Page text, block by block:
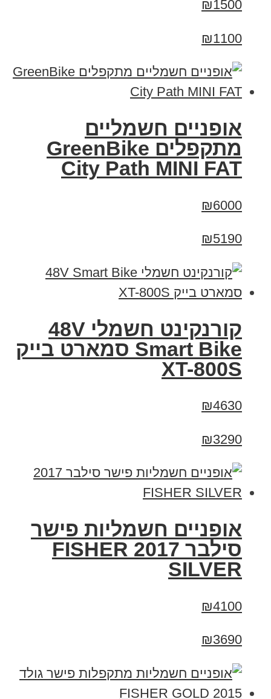
₪1500
₪1100
אופניים חשמליים
‏מתקפלים GreenBike
City Path MINI FAT
₪6000
₪5190
קורנקינט חשמלי 48V
Smart Bike סמארט בייק
XT-800S
₪4630
₪3290
אופניים חשמליות פישר
סילבר 2017 FISHER
SILVER
₪4100
₪3690